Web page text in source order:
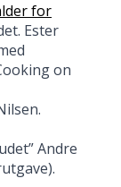
for
Ester
on
Andre